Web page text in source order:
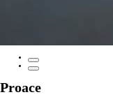
Proace